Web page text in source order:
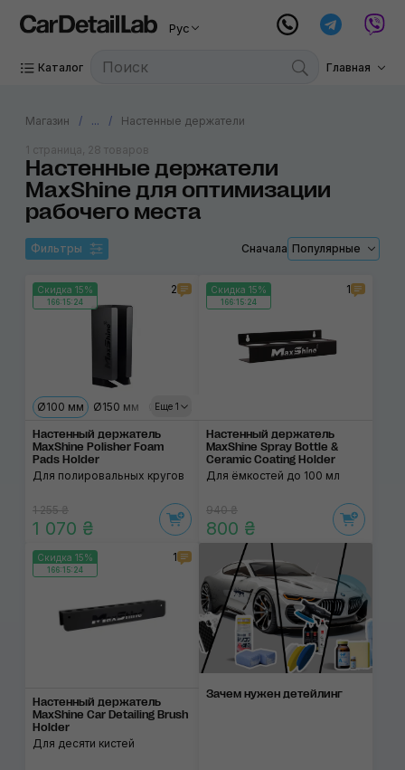
Рус
Каталог Главная
Магазин ... Настенные держатели
Настенные держатели
MaxShine для оптимизации
рабочего места
1 страница, 28 товаров
Фильтры Сначала Популярные
Скидка 15%
166:15:24
2
Еще 1
Ø100 мм Ø150 мм Ø180 мм
Настенный держатель
MaxShine Polisher Foam
Pads Holder
Для полировальных кругов
1 255 ₴
1 070 ₴
Скидка 15%
166:15:24
1
Настенный держатель
MaxShine Spray Bottle &
Ceramic Coating Holder
Для ёмкостей до 100 мл
940 ₴
800 ₴
Скидка 15%
166:15:24
1
Настенный держатель
MaxShine Car Detailing Brush
Holder
Для десяти кистей
Зачем нужен детейлинг